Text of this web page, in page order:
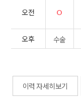
오전 O
오후 수술
이력 자세히보기